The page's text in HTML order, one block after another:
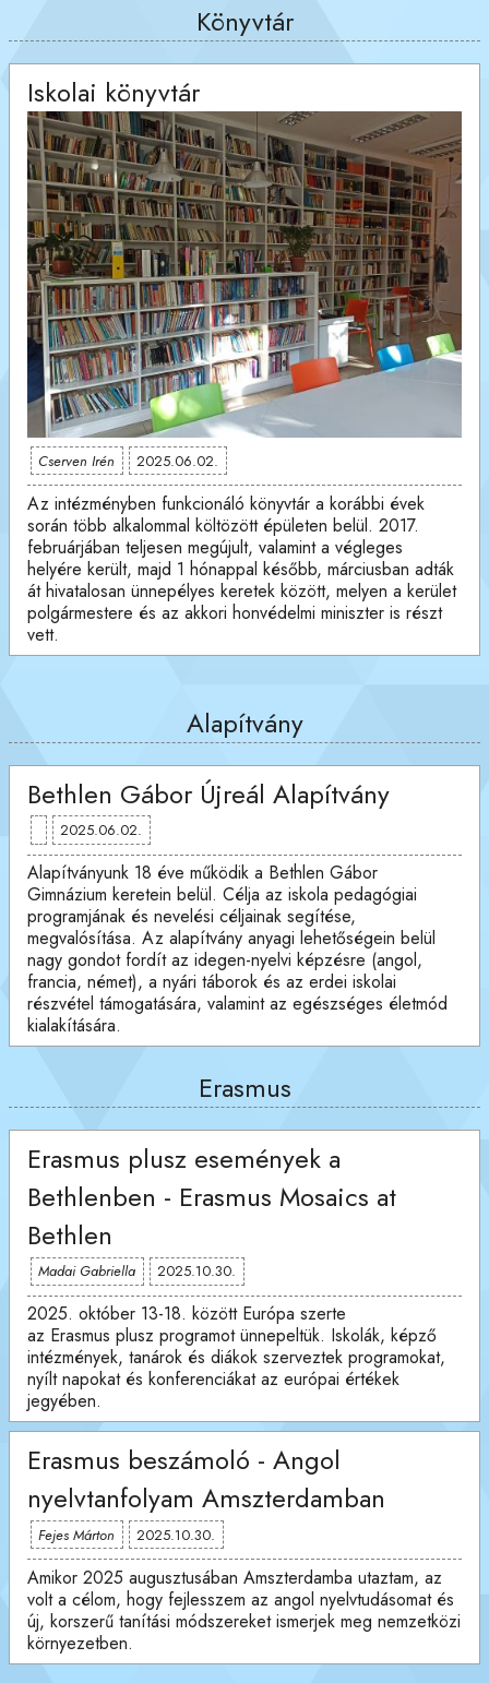
Könyvtár
Iskolai könyvtár
Cserven Irén 2025.06.02.
Az intézményben funkcionáló könyvtár a korábbi évek
során több alkalommal költözött épületen belül. 2017.
februárjában teljesen megújult, valamint a végleges
helyére került, majd 1 hónappal később, márciusban adták
át hivatalosan ünnepélyes keretek között, melyen a kerület
polgármestere és az akkori honvédelmi miniszter is részt
vett.
Alapítvány
Bethlen Gábor Újreál Alapítvány
2025.06.02.
Alapítványunk 18 éve működik a Bethlen Gábor
Gimnázium keretein belül. Célja az iskola pedagógiai
programjának és nevelési céljainak segítése,
megvalósítása. Az alapítvány anyagi lehetőségein belül
nagy gondot fordít az idegen-nyelvi képzésre (angol,
francia, német), a nyári táborok és az erdei iskolai
részvétel támogatására, valamint az egészséges életmód
kialakítására.
Erasmus
Erasmus plusz események a
Bethlenben - Erasmus Mosaics at
Bethlen
Madai Gabriella 2025.10.30.
2025. október 13-18. között Európa szerte
az Erasmus plusz programot ünnepeltük. Iskolák, képző
intézmények, tanárok és diákok szerveztek programokat,
nyílt napokat és konferenciákat az európai értékek
jegyében.
Erasmus beszámoló - Angol
nyelvtanfolyam Amszterdamban
Fejes Márton 2025.10.30.
Amikor 2025 augusztusában Amszterdamba utaztam, az
volt a célom, hogy fejlesszem az angol nyelvtudásomat és
új, korszerű tanítási módszereket ismerjek meg nemzetközi
környezetben.